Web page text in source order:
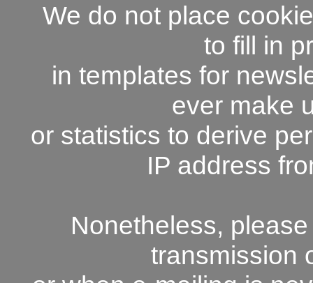
We do not place
to fill in
in templates for
ever make
or statistics to derive
IP address
Nonetheless,
transmission